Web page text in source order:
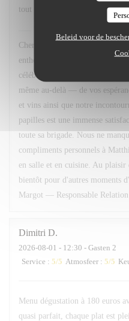
Beleid voor de
tout le personnel en cuisine pour
Cher Baptiste, Un grand merci
enthousiaste retour d'expérience
célébration de cet anniversaire
même au-delà — de vos
et vins ainsi que notre
papilles est une immense
toute sa brigade. Nous ne
compliments personnels à
en salle et en cuisine. Au
bientôt pour d'autres moments
Margot — Responsable
Dimitri D
2026-08-01 - 12:30 - Gasten 2
Service : 5/5 Atmosfeer : 5/5
Menu dégustation à 180 euros
quasi parfait, chaque plat est